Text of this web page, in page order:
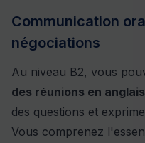
Communication
négociations
Au niveau B2, vous
des réunions en anglais
des questions et
Vous comprenez